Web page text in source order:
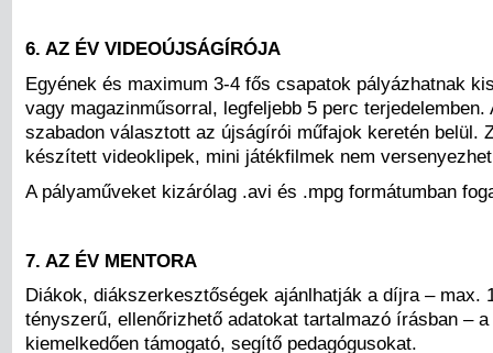
6. AZ ÉV VIDEOÚJSÁGÍRÓJA
Egyének és maximum 3-4 fős csapatok pályázhatnak
vagy magazinműsorral, legfeljebb 5 perc terjedelemben.
szabadon választott az újságírói műfajok keretén belül.
készített videoklipek, mini játékfilmek nem
A pályaműveket kizárólag .avi és .mpg formátumban
7. AZ ÉV MENTORA
Diákok, diákszerkesztőségek ajánlhatják a díjra – max.
tényszerű, ellenőrizhető adatokat tartalmazó írásban –
kiemelkedően támogató, segítő pedagógusokat.